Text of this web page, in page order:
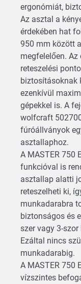
ergonómiát,
Az asztal a
érdekében hat
950 mm között
megfelelően.
reteszelési
biztosításoknak
ezenkívül
gépekkel is. A
wolfcraft
fúróállványok
asztallaphoz.
A MASTER 750
funkcióval is
asztallap alatti
reteszelheti ki,
munkadarabra
biztonságos és
szer vagy 3-
Ezáltal nincs
munkadarabig.
A MASTER 750
vízszintes